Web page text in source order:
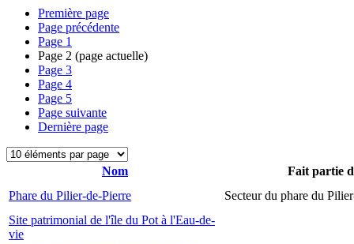
Première page
Page précédente
Page 1
Page 2 (page actuelle)
Page 3
Page 4
Page 5
Page suivante
Dernière page
Nom
Fait partie
Phare du Pilier-de-Pierre
Secteur du phare du
Site patrimonial de l'île du Pot à l'Eau-de-
vie